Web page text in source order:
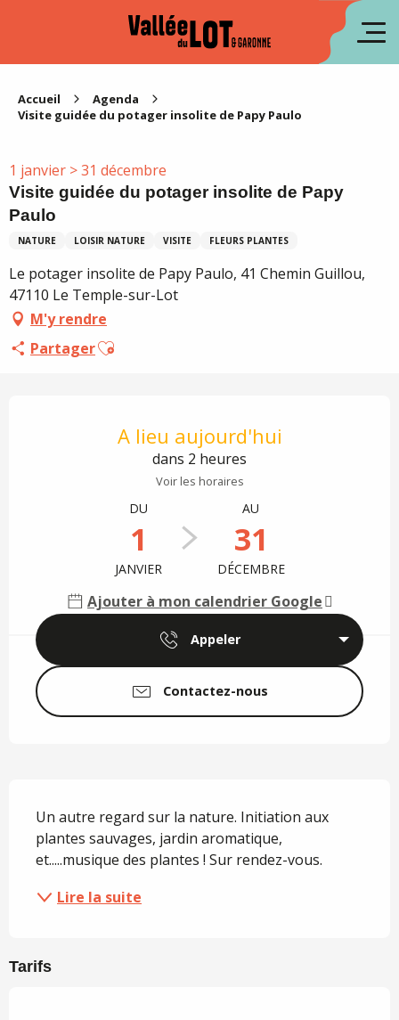
Accueil
Agenda
Visite guidée du potager insolite de Papy Paulo
1 janvier > 31 décembre
Visite guidée du potager insolite de Papy
Paulo
NATURE LOISIR NATURE VISITE FLEURS PLANTES
Le potager insolite de Papy Paulo, 41 Chemin Guillou,
47110 Le Temple-sur-Lot
M'y rendre
PartagerAjouter aux favoris
A lieu aujourd'hui
dans 2 heures
Voir les horaires
DU
1
JANVIER
AU
31
DÉCEMBRE
Ajouter à mon calendrier Google
Appeler
Contactez-nous
Un autre regard sur la nature. Initiation aux
plantes sauvages, jardin aromatique,
et.....musique des plantes ! Sur rendez-vous.
Lire la suite
Tarifs